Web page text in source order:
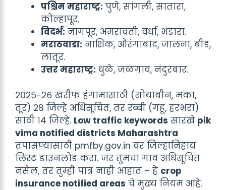
पश्चिम महाराष्ट्र: पुणे, सांगली, सातारा,
कोल्हापूर.
विदर्भ: नागपूर, अमरावती, वर्धा, भंडारा.
मराठवाडा: नाशिक, औरंगाबाद, जालना, बीड,
लातूर.
उत्तर महाराष्ट्र: धुळे, जळगाव, नंदुरबार.
२०२५-२६ खरीफ हंगामासाठी (सोयाबीन, मका,
तूर) २८ जिल्हे अधिसूचित, तर रब्बी (गहू, हरभरा)
साठी १४ जिल्हे. Low traffic keywords सारखे pik
vima notified districts Maharashtra
तपासण्यासाठी pmfby.gov.in वर जिल्हानिहाय
लिस्ट डाउनलोड करा. जर तुमचा गाव अधिसूचित
नसेल, तर तुम्ही पात्र नाही आहात – हे crop
insurance notified areas चे मुख्य नियम आहे.